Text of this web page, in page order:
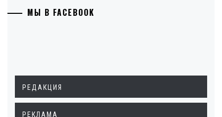
МЫ В FACEBOOK
РЕДАКЦИЯ
РЕКЛАМА